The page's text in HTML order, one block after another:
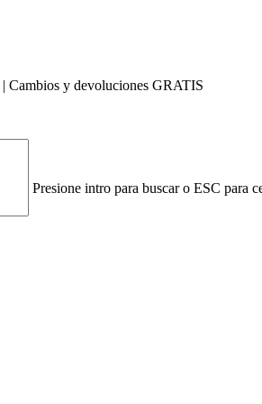
| Cambios y devoluciones GRATIS
Presione intro para buscar o ESC para